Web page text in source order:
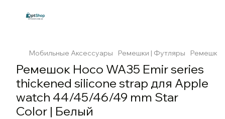
Мобильные Аксессуары Ремешки | Футляры Ремешки
Ремешок Hoco WA35 Emir series
thickened silicone strap для Apple
watch 44/45/46/49 mm Star
Color | Белый